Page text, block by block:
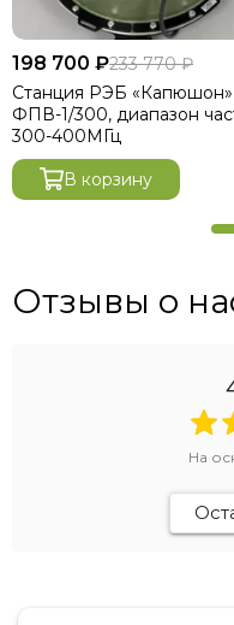
198 700 ₽233 770 ₽
Станция РЭБ «Капюшон»
ФПВ-1/300, диапазон
300-400МГц
В корзину
Отзывы о
На